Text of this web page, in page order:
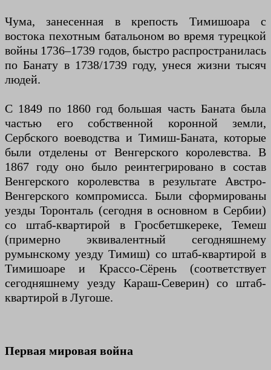
Чума, занесенная в крепость Тимишоара с
востока пехотным батальоном во время турецкой
войны 1736–1739 годов, быстро распространилась
по Банату в 1738/1739 году, унеся жизни тысяч
людей.
С 1849 по 1860 год большая часть Баната была
частью его собственной коронной земли,
Сербского воеводства и Тимиш-Баната, которые
были отделены от Венгерского королевства. В
1867 году оно было реинтегрировано в состав
Венгерского королевства в результате Австро-
Венгерского компромисса. Были сформированы
уезды Торонталь (сегодня в основном в Сербии)
со штаб-квартирой в Гросбетшкереке, Темеш
(примерно эквивалентный сегодняшнему
румынскому уезду Тимиш) со штаб-квартирой в
Тимишоаре и Крассо-Сёрень (соответствует
сегодняшнему уезду Караш-Северин) со штаб-
квартирой в Лугоше.
Первая мировая война